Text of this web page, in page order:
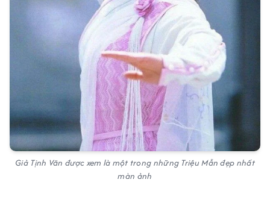
Giả Tịnh Văn được xem là một trong những Triệu Mẫn đẹp nhất
màn ảnh